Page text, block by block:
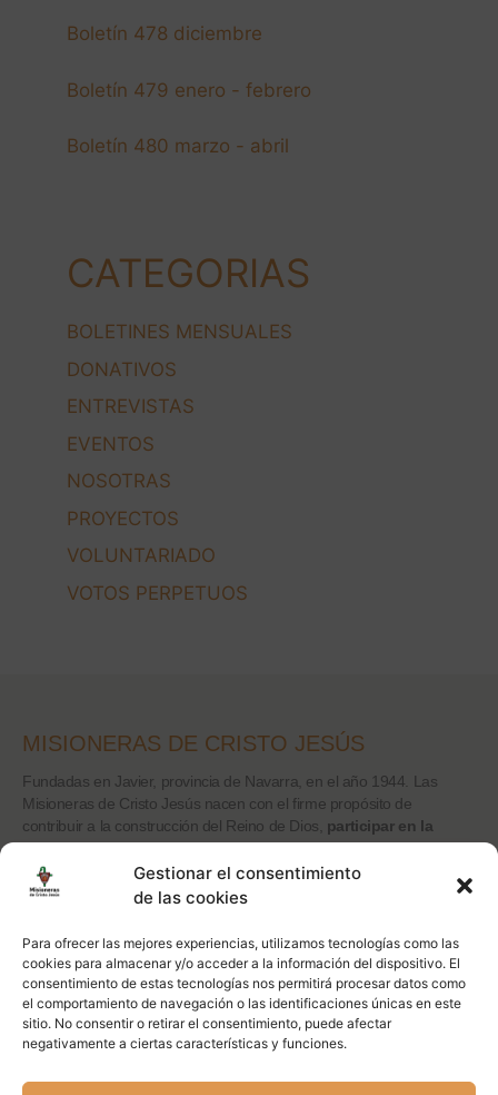
Gestionar el consentimiento
de las cookies
Para ofrecer las mejores experiencias, utilizamos tecnologías como las
cookies para almacenar y/o acceder a la información del dispositivo. El
consentimiento de estas tecnologías nos permitirá procesar datos como
el comportamiento de navegación o las identificaciones únicas en este
sitio. No consentir o retirar el consentimiento, puede afectar
negativamente a ciertas características y funciones.
Boletín 478 diciembre
Boletín 479 enero - febrero
Boletín 480 marzo - abril
CATEGORIAS
BOLETINES MENSUALES
DONATIVOS
ENTREVISTAS
EVENTOS
NOSOTRAS
PROYECTOS
VOLUNTARIADO
VOTOS PERPETUOS
MISIONERAS DE CRISTO JESÚS
Fundadas en Javier, provincia de Navarra, en el año 1944. Las
Misioneras de Cristo Jesús nacen con el firme propósito de
contribuir a la construcción del Reino de Dios, participar en la
actividad misionera de la Iglesia.
Calle Peñuelas 18, 5ºA 28005
Madrid
91 5174178
contacto@misionerasdecristojesus.com
REDES SOCIALES